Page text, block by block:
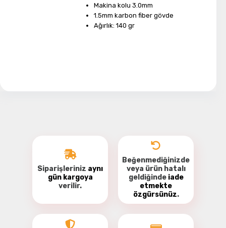
Makina kolu 3.0mm
1.5mm karbon fiber gövde
Ağırlık: 140 gr
Yorum Yaz
Siparişleriniz aynı
gün kargoya
verilir.
Beğenmediğinizde
veya ürün hatalı
geldiğinde iade
etmekte
özgürsünüz.